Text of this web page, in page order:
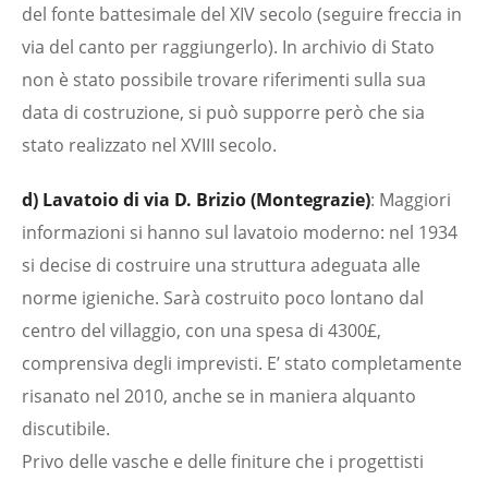
del fonte battesimale del XIV secolo (seguire freccia in
via del canto per raggiungerlo). In archivio di Stato
non è stato possibile trovare riferimenti sulla sua
data di costruzione, si può supporre però che sia
stato realizzato nel XVIII secolo.
d) Lavatoio di via D. Brizio (Montegrazie): Maggiori
informazioni si hanno sul lavatoio moderno: nel 1934
si decise di costruire una struttura adeguata alle
norme igieniche. Sarà costruito poco lontano dal
centro del villaggio, con una spesa di 4300£,
comprensiva degli imprevisti. E’ stato completamente
risanato nel 2010, anche se in maniera alquanto
discutibile.
Privo delle vasche e delle finiture che i progettisti